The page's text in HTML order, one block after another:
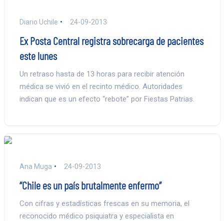
Diario Uchile 24-09-2013
Ex Posta Central registra sobrecarga de pacientes
este lunes
Un retraso hasta de 13 horas para recibir atención
médica se vivió en el recinto médico. Autoridades
indican que es un efecto “rebote” por Fiestas Patrias.
Ana Muga 24-09-2013
“Chile es un país brutalmente enfermo”
Con cifras y estadísticas frescas en su memoria, el
reconocido médico psiquiatra y especialista en